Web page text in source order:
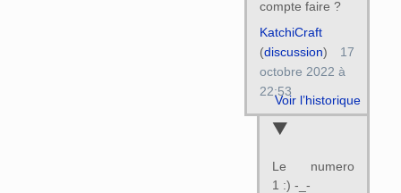
compte faire ?
Voir l’historique
KatchiCraft
(discussion)
17
octobre 2022 à
22:53
Le numero
1 :) -_-